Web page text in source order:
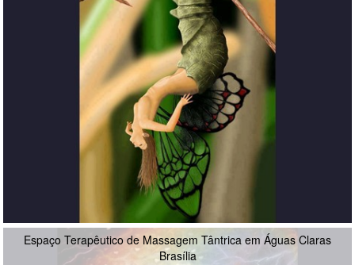
Espaço Terapêutico de Massagem Tântrica em Águas Claras
Brasília